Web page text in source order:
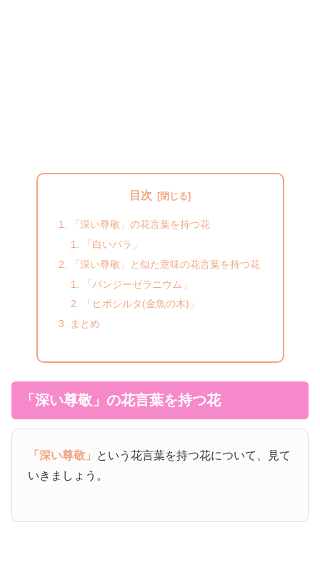
目次
「深い尊敬」の花言葉を持つ花
「白いバラ」
「深い尊敬」と似た意味の花言葉を持つ花
「パンジーゼラニウム」
「ヒポシルタ(金魚の木)」
まとめ
「深い尊敬」の花言葉を持つ花
「深い尊敬」 という花言葉を持つ花について、見て
いきましょう。